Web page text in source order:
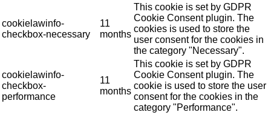
cookielawinfo-
checkbox-necessary
11
months
This cookie is set by GDPR
Cookie Consent plugin. The
cookies is used to store the
user consent for the cookies in
the category "Necessary".
cookielawinfo-
checkbox-
performance
11
months
This cookie is set by GDPR
Cookie Consent plugin. The
cookie is used to store the user
consent for the cookies in the
category "Performance".